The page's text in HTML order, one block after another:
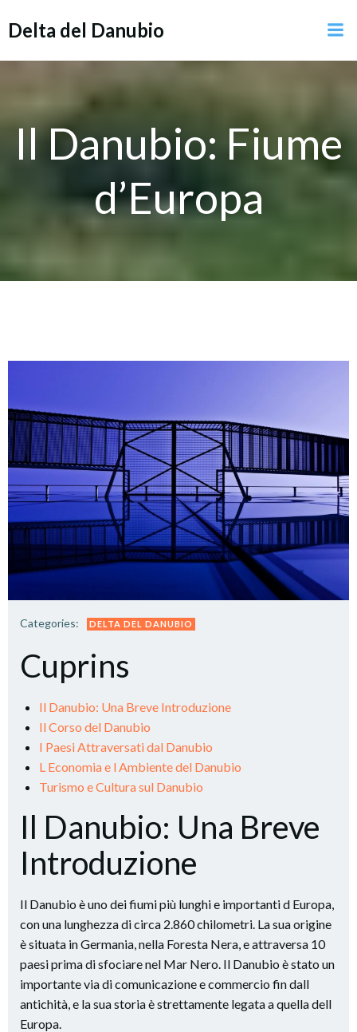
Delta del Danubio
Il Danubio: Fiume
d’Europa
Categories: DELTA DEL DANUBIO
Cuprins
Il Danubio: Una Breve Introduzione
Il Corso del Danubio
I Paesi Attraversati dal Danubio
L Economia e l Ambiente del Danubio
Turismo e Cultura sul Danubio
Il Danubio: Una Breve
Introduzione
Il Danubio è uno dei fiumi più lunghi e importanti d Europa,
con una lunghezza di circa 2.860 chilometri. La sua origine
è situata in Germania, nella Foresta Nera, e attraversa 10
paesi prima di sfociare nel Mar Nero. Il Danubio è stato un
importante via di comunicazione e commercio fin dall
antichità, e la sua storia è strettamente legata a quella dell
Europa.